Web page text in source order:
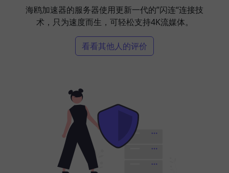
海鸥加速器的服务器使用更新一代的”闪连“连接技
术，只为速度而生，可轻松支持4K流媒体。
看看其他人的评价